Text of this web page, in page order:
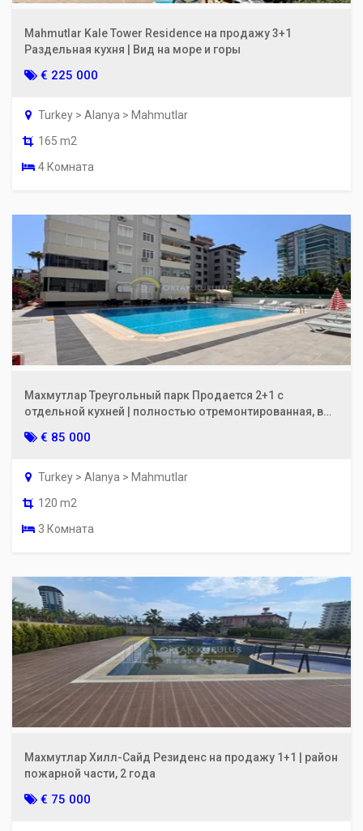
Mahmutlar Kale Tower Residence на продажу 3+1
Раздельная кухня | Вид на море и горы
€ 225 000
Turkey > Alanya > Mahmutlar
165 m2
4 Комната
Махмутлар Треугольный парк Продается 2+1 с
отдельной кухней | полностью отремонтированная, в
€ 85 000
Turkey > Alanya > Mahmutlar
120 m2
3 Комната
Махмутлар Хилл-Сайд Резиденс на продажу 1+1 | район
пожарной части, 2 года
€ 75 000